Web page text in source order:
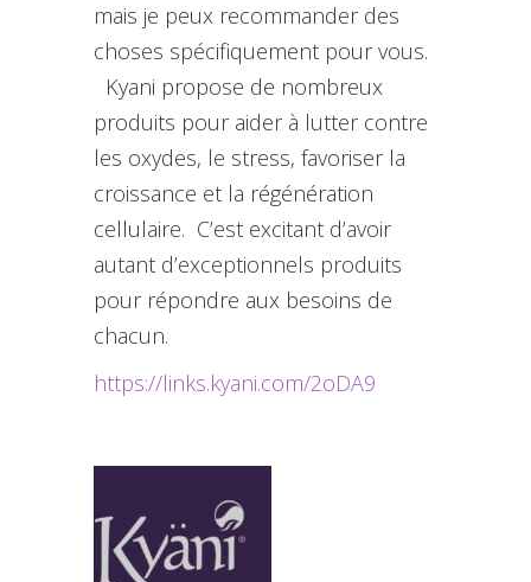
mais je peux recommander des
choses spécifiquement pour vous.
Kyani propose de nombreux
produits pour aider à lutter contre
les oxydes, le stress, favoriser la
croissance et la régénération
cellulaire. C’est excitant d’avoir
autant d’exceptionnels produits
pour répondre aux besoins de
chacun.
https://links.kyani.com/2oDA9